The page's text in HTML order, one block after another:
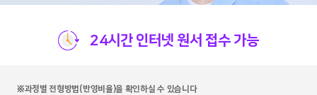
학교서비스 예비 고3 사전접수
24시간 인터넷 원서 접수 가능
※과정별 전형방법(반영비율)을 확인하실 수 있습니다